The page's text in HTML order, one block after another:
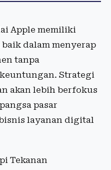
Apple memiliki
dalam menyerap
tanpa
Strategi
akan lebih berfokus
pasar
layanan digital
Tekanan